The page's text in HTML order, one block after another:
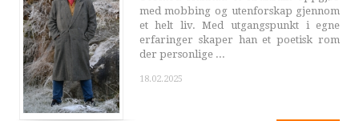
med mobbing og utenforskap gjennom
et helt liv. Med utgangspunkt i egne
erfaringer skaper han et poetisk rom
der personlige ...
18.02.2025